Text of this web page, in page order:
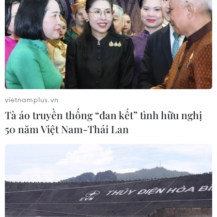
Philippines
Việt Nam
Theo dõi VietnamPlus
vietnamplus.vn
Tà áo truyền thống “đan kết” tình hữu nghị
50 năm Việt Nam-Thái Lan